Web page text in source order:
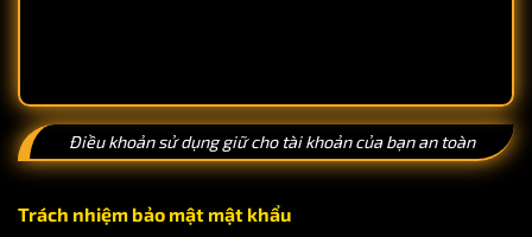
Điều khoản sử dụng giữ cho tài khoản của bạn an toàn
Trách nhiệm bảo mật mật khẩu